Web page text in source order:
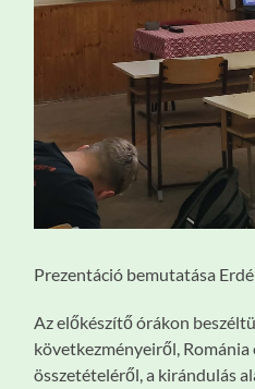
Prezentáció bemutatása
Az előkészítő órákon
következményeiről, Románia
összetételéről, a kirándulás